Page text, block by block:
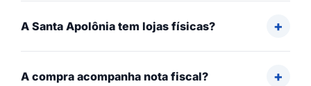
A Santa Apolônia tem lojas físicas?
A compra acompanha nota fiscal?